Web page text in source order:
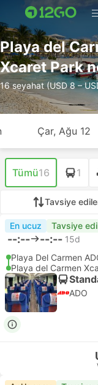
Playa del
Xcaret Park
16 seyahat (USD 8 –
Çar, Ağu 12
Tümü16 1
Tavsiye
En ucuz Tavsiye
--:-- --:-- 15d
Playa Del Carmen
Playa del Carmen
ADO